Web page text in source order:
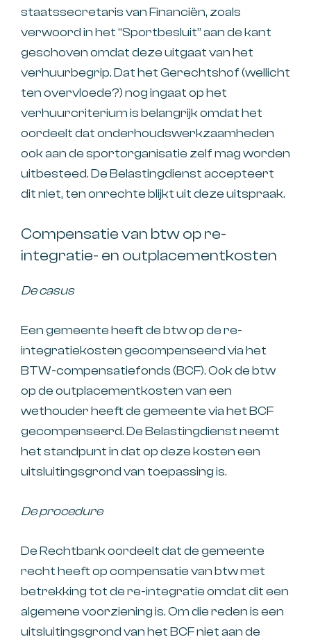
staatssecretaris van Financiën, zoals
verwoord in het “Sportbesluit” aan de kant
geschoven omdat deze uitgaat van het
verhuurbegrip. Dat het Gerechtshof (wellicht
ten overvloede?) nog ingaat op het
verhuurcriterium is belangrijk omdat het
oordeelt dat onderhoudswerkzaamheden
ook aan de sportorganisatie zelf mag worden
uitbesteed. De Belastingdienst accepteert
dit niet, ten onrechte blijkt uit deze uitspraak.
Compensatie van btw op re-
integratie- en outplacementkosten
De casus
Een gemeente heeft de btw op de re-
integratiekosten gecompenseerd via het
BTW-compensatiefonds (BCF). Ook de btw
op de outplacementkosten van een
wethouder heeft de gemeente via het BCF
gecompenseerd. De Belastingdienst neemt
het standpunt in dat op deze kosten een
uitsluitingsgrond van toepassing is.
De procedure
De Rechtbank oordeelt dat de gemeente
recht heeft op compensatie van btw met
betrekking tot de re-integratie omdat dit een
algemene voorziening is. Om die reden is een
uitsluitingsgrond van het BCF niet aan de